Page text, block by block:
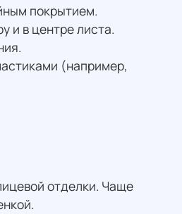
покрытием.
и в центре листа.
(например,
отделки. Чаще